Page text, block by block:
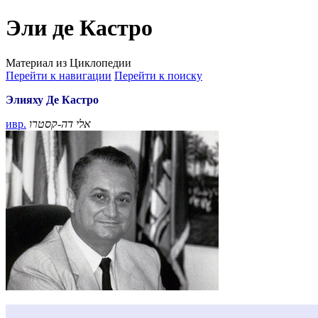
Эли де Кастро
Материал из Циклопедии
Перейти к навигации Перейти к поиску
Элияху Де Кастро
ивр. אלי דה-קסטרו